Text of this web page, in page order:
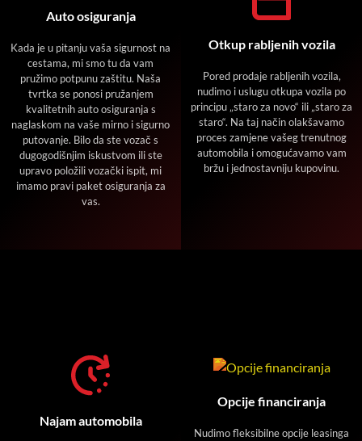
Auto osiguranja
Kada je u pitanju vaša sigurnost na
cestama, mi smo tu da vam
pružimo potpunu zaštitu. Naša
tvrtka se ponosi pružanjem
kvalitetnih auto osiguranja s
naglaskom na vaše mirno i sigurno
putovanje. Bilo da ste vozač s
dugogodišnjim iskustvom ili ste
upravo položili vozački ispit, mi
imamo pravi paket osiguranja za
vas.
Otkup rabljenih vozila
Pored prodaje rabljenih vozila,
nudimo i uslugu otkupa vozila po
principu „staro za novo“ ili „staro za
staro“. Na taj način olakšavamo
proces zamjene vašeg trenutnog
automobila i omogućavamo vam
bržu i jednostavniju kupovinu.
Najam automobila
Opcije financiranja
Nudimo fleksibilne opcije leasinga